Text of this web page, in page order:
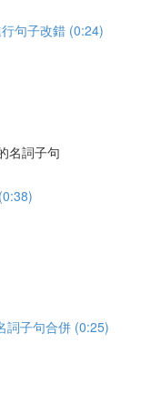
句子改錯 (0:24)
名詞子句
詞子句合併 (0:25)